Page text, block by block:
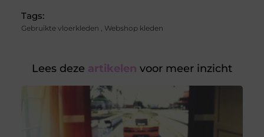
Tags:
Gebruikte vloerkleden , Webshop kleden
Lees deze artikelen voor meer inzicht